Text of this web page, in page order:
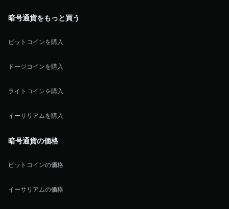
暗号通貨をもっと買う
ビットコインを購入
ドージコインを購入
ライトコインを購入
イーサリアムを購入
暗号通貨の価格
ビットコインの価格
イーサリアムの価格